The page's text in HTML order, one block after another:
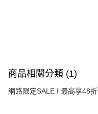
商品相關分類 (1)
網路限定SALE I 最高享48折